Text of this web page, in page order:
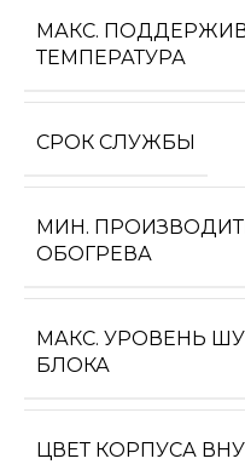
МАКС.
ТЕМПЕРАТУРА
СРОК СЛУЖБЫ
МИН.
ОБОГРЕВА
МАКС. УРОВЕНЬ
БЛОКА
ЦВЕТ КОРПУСА